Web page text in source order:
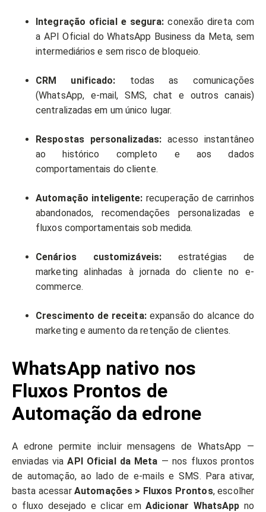
Integração oficial e segura: conexão direta com
a API Oficial do WhatsApp Business da Meta, sem
intermediários e sem risco de bloqueio.
CRM unificado: todas as comunicações
(WhatsApp, e-mail, SMS, chat e outros canais)
centralizadas em um único lugar.
Respostas personalizadas: acesso instantâneo
ao histórico completo e aos dados
comportamentais do cliente.
Automação inteligente: recuperação de carrinhos
abandonados, recomendações personalizadas e
fluxos comportamentais sob medida.
Cenários customizáveis: estratégias de
marketing alinhadas à jornada do cliente no e-
commerce.
Crescimento de receita:expansão do alcance do
marketing e aumento da retenção de clientes.
WhatsApp nativo nos
Fluxos Prontos de
Automação da edrone
A edrone permite incluir mensagens de WhatsApp —
enviadas viaAPI Oficial da Meta — nos fluxos prontos
de automação, ao lado de e-mails e SMS. Para ativar,
basta acessarAutomações > Fluxos Prontos, escolher
o fluxo desejado e clicar emAdicionar WhatsApp no